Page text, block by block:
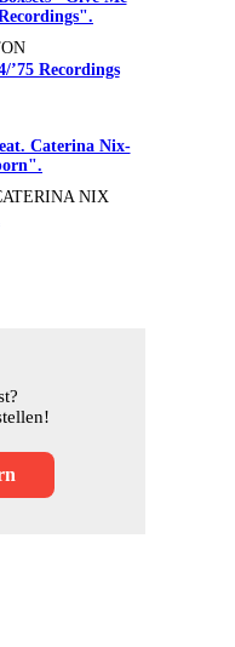
’75 Recordings
NIX